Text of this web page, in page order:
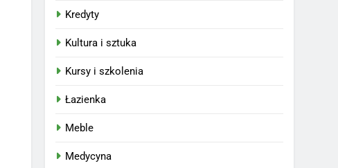
Kredyty
Kultura i sztuka
Kursy i szkolenia
Łazienka
Meble
Medycyna